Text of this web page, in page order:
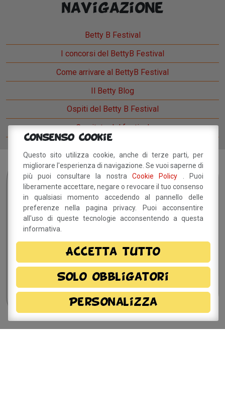
Navigazione
Betty B Festival
I concorsi del BettyB Festival
Come arrivare al BettyB Festival
Il Betty Blog
Ospiti del Betty B Festival
Comitato del festival
Sei interessato?Resta
in contatto!
Dichiaro di aver preso visione della
e, autorizzo il trattamento dei miei dati
personali.
Consenso Cookie
Questo sito utilizza cookie, anche di terze parti, per
migliorare l'esperienza di navigazione. Se vuoi saperne di
più puoi consultare la nostra Cookie Policy
. Puoi
liberamente accettare, negare o revocare il tuo consenso
in qualsiasi momento accedendo al pannello delle
preferenze nella pagina privacy. Puoi acconsentire
all'uso di queste tecnologie acconsentendo a questa
informativa.
Accetta tutto
Solo obbligatori
Personalizza